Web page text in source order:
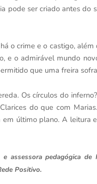
pode ser criado antes do
o crime e o castigo,
e o admirável mundo
que uma freira
Os círculos do
do que com
último plano. A leitura
e assessora pedagógica de
Positivo.